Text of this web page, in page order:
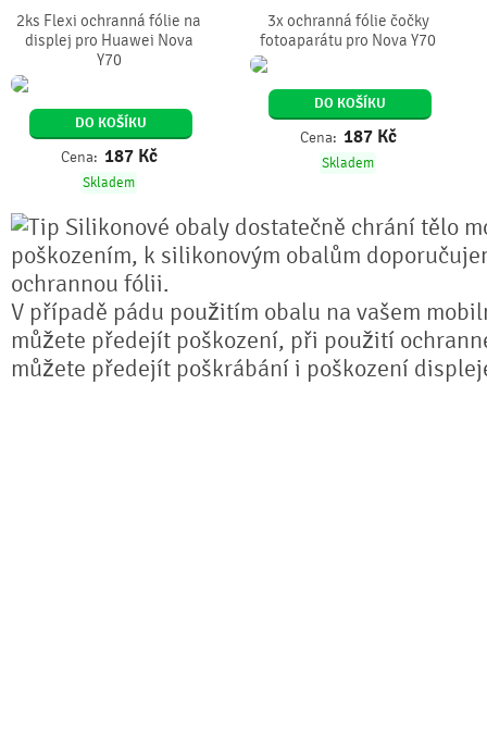
2ks Flexi ochranná fólie na
displej pro Huawei Nova
Y70
DO KOŠÍKU
Cena: 187 Kč
Skladem
3x ochranná fólie čočky
fotoaparátu pro Nova Y70
DO KOŠÍKU
Cena: 187 Kč
Skladem
Silikonové obaly dostatečně chrání tělo
poškozením, k silikonovým obalům
ochrannou fólii.
V případě pádu použitím obalu na vašem
můžete předejít poškození, při použití
můžete předejít poškrábání i poškození